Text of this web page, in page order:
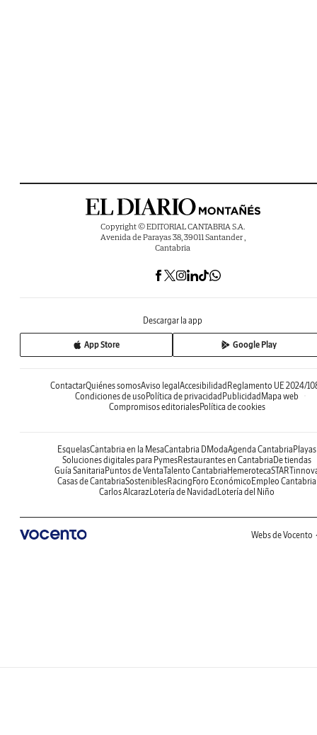
Copyright © EDITORIAL CANTABRIA S.A.
Avenida de Parayas 38, 39011 Santander ,
Cantabria
Descargar la app
App Store Google Play
ContactarQuiénes somosAviso legalAccesibilidadReglamento UE 2024/
Condiciones de usoPolítica de privacidadPublicidadMapa web
Compromisos editorialesPolítica de cookies
EsquelasCantabria en la MesaCantabria DModaAgenda CantabriaPlayas
Soluciones digitales para PymesRestaurantes en CantabriaDe tiendas
Guía SanitariaPuntos de VentaTalento CantabriaHemeroteca
Casas de CantabriaSosteniblesRacingForo EconómicoEmpleo Cantabria
Carlos AlcarazLotería de NavidadLotería del Niño
Webs de Vocento